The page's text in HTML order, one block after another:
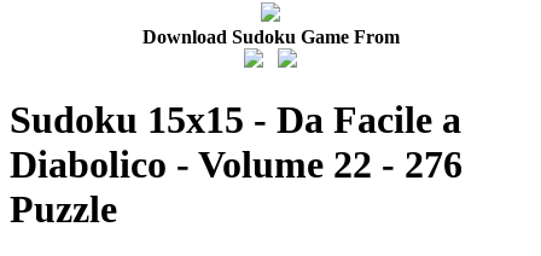
Download Sudoku Game From
Sudoku 15x15 - Da Facile a
Diabolico - Volume 22 - 276
Puzzle